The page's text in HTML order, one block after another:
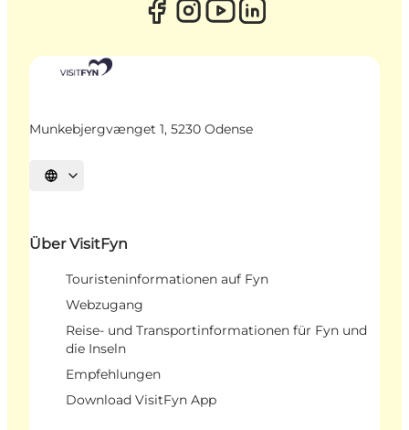
Munkebjergvænget 1, 5230 Odense
Sprache auswählen
Über VisitFyn
Touristeninformationen auf Fyn
Webzugang
Reise- und Transportinformationen für Fyn und
die Inseln
Empfehlungen
Download VisitFyn App